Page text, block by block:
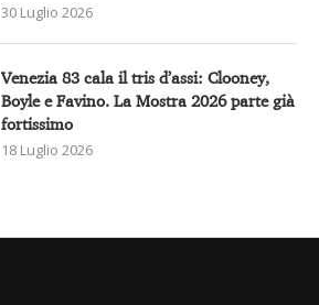
30 Luglio 2026
Venezia 83 cala il tris d’assi: Clooney,
Boyle e Favino. La Mostra 2026 parte già
fortissimo
18 Luglio 2026